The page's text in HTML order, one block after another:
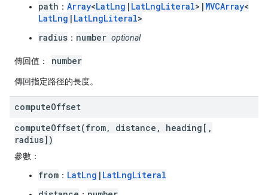
path ： Array<LatLng | LatLngLiteral>| MVCArray<
LatLng | LatLngLiteral>
radius ： number optional
傳回值： number
傳回指定路徑的長度。
computeOffset
computeOffset(from, distance, heading[,
radius])
參數：
from ： LatLng | LatLngLiteral